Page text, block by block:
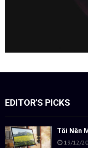
EDITOR'S PICKS
Tôi Nên
19/12/